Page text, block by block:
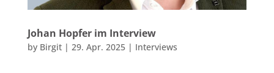
Johan Hopfer im Interview
by Birgit| 29. Apr. 2025| Interviews